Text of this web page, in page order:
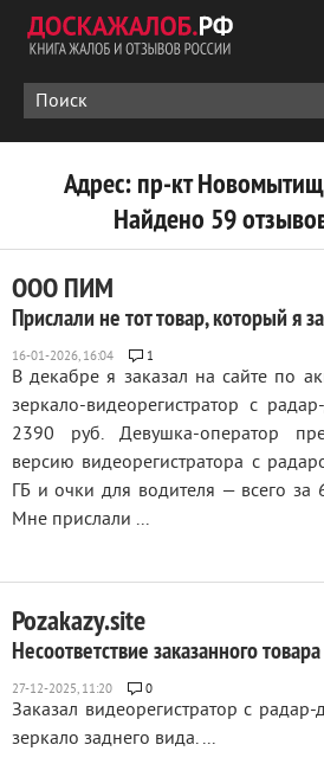
Адрес: пр-кт
Найдено 59
ООО ПИМ
Прислали не тот товар, который я
1
В декабре я заказал на сайте по
зеркало-видеорегистратор с
2390 руб. Девушка-оператор
версию видеорегистратора с
ГБ и очки для водителя — всего за
Мне прислали ...
Pozakazy.site
Несоответствие заказанного товара
0
Заказал видеорегистратор с
зеркало заднего вида. ...